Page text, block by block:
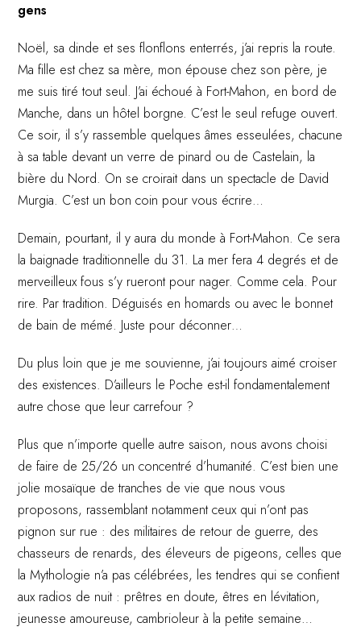
gens
Noël, sa dinde et ses flonflons enterrés, j’ai repris la route.
Ma fille est chez sa mère, mon épouse chez son père, je
me suis tiré tout seul. J’ai échoué à Fort-Mahon, en bord de
Manche, dans un hôtel borgne. C’est le seul refuge ouvert.
Ce soir, il s’y rassemble quelques âmes esseulées, chacune
à sa table devant un verre de pinard ou de Castelain, la
bière du Nord. On se croirait dans un spectacle de David
Murgia. C’est un bon coin pour vous écrire…
Demain, pourtant, il y aura du monde à Fort-Mahon. Ce sera
la baignade traditionnelle du 31. La mer fera 4 degrés et de
merveilleux fous s’y rueront pour nager. Comme cela. Pour
rire. Par tradition. Déguisés en homards ou avec le bonnet
de bain de mémé. Juste pour déconner…
Du plus loin que je me souvienne, j’ai toujours aimé croiser
des existences. D’ailleurs le Poche est-il fondamentalement
autre chose que leur carrefour ?
Plus que n’importe quelle autre saison, nous avons choisi
de faire de 25/26 un concentré d’humanité. C’est bien une
jolie mosaïque de tranches de vie que nous vous
proposons, rassemblant notamment ceux qui n’ont pas
pignon sur rue : des militaires de retour de guerre, des
chasseurs de renards, des éleveurs de pigeons, celles que
la Mythologie n’a pas célébrées, les tendres qui se confient
aux radios de nuit : prêtres en doute, êtres en lévitation,
jeunesse amoureuse, cambrioleur à la petite semaine…